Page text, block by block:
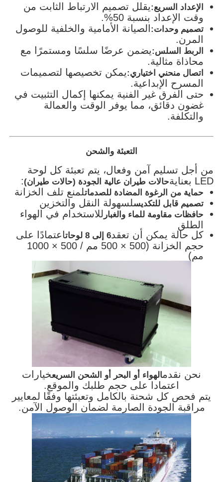
الإعداد السريع:يقلل تصميم الارتباط الثابت من
وقت الإعداد بنسبة 50%.
تصميم وحدات: الصيانة الأمامية والخلفية للوصول
المرن.
الربط السلس:يضمن عرضًا سلسًا ومستمرًا مع
محاذاة مثالية.
اتصال منحني اختياري:يمكن تخصيصها لتصميمات
المسرح الإبداعية.
حتى الفرق غير الفنية يمكنها إكمال التثبيت في
غضون دقائق، مما يوفر الوقت والعمالة
والتكلفة.
التعبئة والشحن
من أجل تسليم آمن وفعال، يتم تعبئة كل لوحة
LED بعناية
حالات طيران عالية الجودة (حالات طيران):
حماية من الرغوة المضادة للصدماتلمنع تلف الخزانة
تصميم قابل للتكديسلسهولة النقل والتخزين
حافظات مقاومة للماء والغبار للاستخدام في الهواء
الطلق
كل حالة يمكن أن تعقد6 إلى 8 لوحات
اعتمادًا على
حجم الخزانة (500 × 500 مم / 500 × 1000
مم)
نحن نقدمالهواء أو البحر أو الشحن السريعخيارات
اعتمادا على حجم طلبك والموقع.
يتم فحص كل شحنة بالكامل وتعبئتها وفقًا لمعايير
مراقبة الجودة الصارمة لضمان الوصول الآمن.